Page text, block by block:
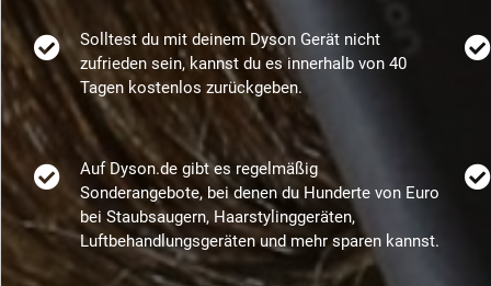
Solltest du mit deinem Dyson Gerät nicht
zufrieden sein, kannst du es innerhalb von 40
Tagen kostenlos zurückgeben.
Auf Dyson.de gibt es regelmäßig
Sonderangebote, bei denen du Hunderte von Euro
bei Staubsaugern, Haarstylinggeräten,
Luftbehandlungsgeräten und mehr sparen kannst.